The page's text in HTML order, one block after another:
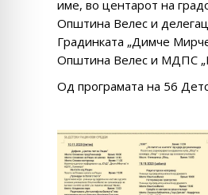
име, во центарот на
Општина Велес и
Градинката „Димче
Општина Велес и МДПС
Од програмата на 56